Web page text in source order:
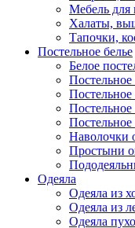
Мебель для
Халаты,
Тапочки,
Постельное белье
Белое
Постельное
Постельное
Постельное
Постельное
Наволочки
Простыни
Одеяла
Одеяла из
Одеяла из
Одеяла